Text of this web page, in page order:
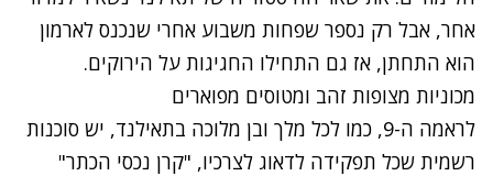
אחר, אבל רק נספר שפחות משבוע אחרי שנכנס לארמון
הוא התחתן, אז גם התחילו החגיגות על הירוקים.
מכוניות מצופות זהב ומטוסים מפוארים
לראמה ה-9, כמו לכל מלך ובן מלוכה בתאילנד, יש סוכנות
רשמית שכל תפקידה לדאוג לצרכיו, "קרן נכסי הכתר"